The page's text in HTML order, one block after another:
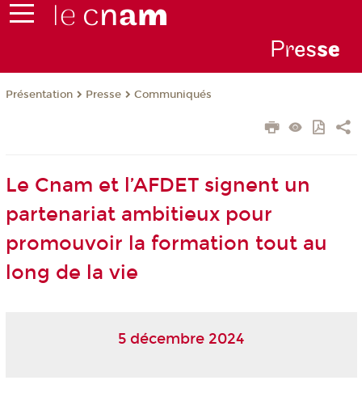
Presse
Présentation Presse Communiqués
Le Cnam et l’AFDET signent un
partenariat ambitieux pour
promouvoir la formation tout au
long de la vie
5 décembre 2024